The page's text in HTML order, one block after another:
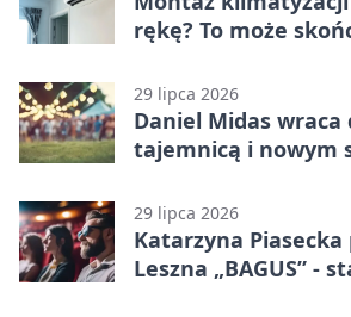
rękę? To może
29 lipca 2026
Daniel Midas wraca
tajemnicą i nowym
29 lipca 2026
Katarzyna Piasecka
Leszna „BAGUS” -